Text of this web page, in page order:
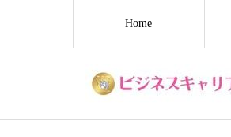
Home